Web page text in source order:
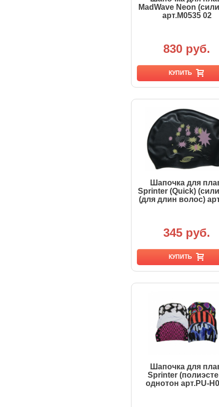
MadWave Neon
арт.M0535 02
830 руб.
КУПИТЬ
Шапочка для
Sprinter (Quick)
(для длин волос)
345 руб.
КУПИТЬ
Шапочка для
Sprinter
однотон арт.PU-